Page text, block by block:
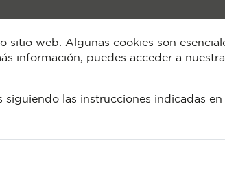
sitio web. Algunas cookies son
información, puedes acceder a nuestra
las instrucciones indicadas en